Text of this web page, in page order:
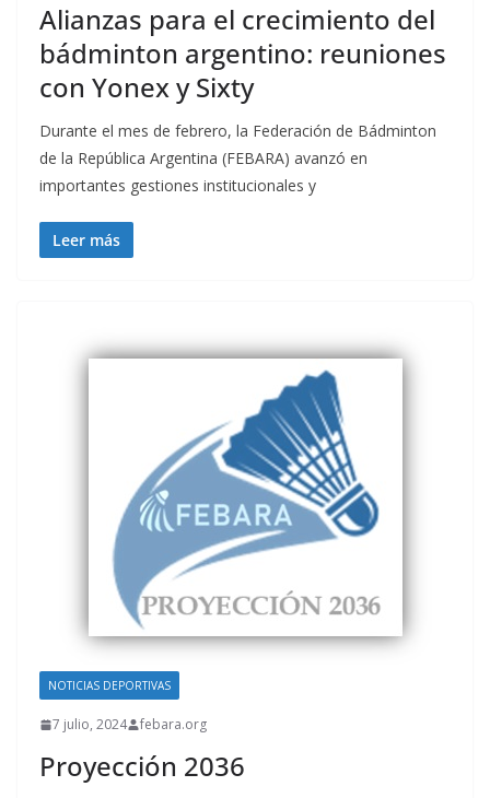
Alianzas para el crecimiento del
bádminton argentino: reuniones
con Yonex y Sixty
Durante el mes de febrero, la Federación de Bádminton
de la República Argentina (FEBARA) avanzó en
importantes gestiones institucionales y
Leer más
NOTICIAS DEPORTIVAS
7 julio, 2024 febara.org
Proyección 2036